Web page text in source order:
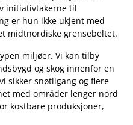
initiativtakerne til
er hun ikke ukjent med
midtnordiske grensebeltet.
miljøer. Vi kan tilby
og skog innenfor en
sikker snøtilgang og flere
med områder lenger nord
kostbare produksjoner,